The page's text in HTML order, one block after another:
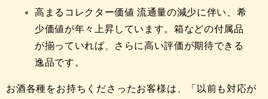
高まるコレクター価値 流通量の減少に伴い、希
少価値が年々上昇しています。箱などの付属品
が揃っていれば、さらに高い評価が期待できる
逸品です。
お酒各種をお持ちくださったお客様は、
「以前も対応が